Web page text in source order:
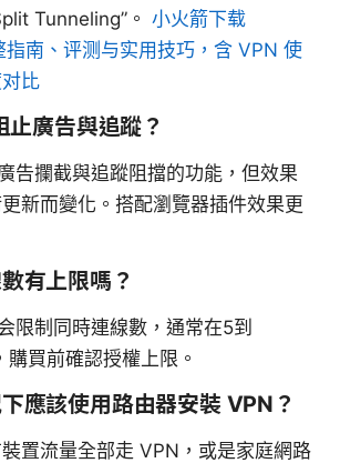
Tunneling”。 小火箭下载
南、评测与实用技巧，含 VPN 使
比
廣告與追蹤？
告攔截與追蹤阻擋的功能，但效果
新而變化。搭配瀏覽器插件效果更
有上限嗎？
限制同時連線數，通常在5到
買前確認授權上限。
應該使用路由器安裝 VPN？
置流量全部走 VPN，或是家庭網路